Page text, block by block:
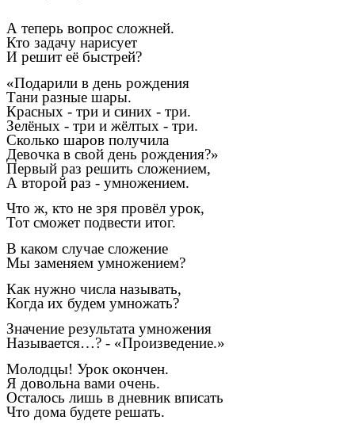
А теперь вопрос сложней.
Кто задачу нарисует
И решит её быстрей?
«Подарили в день рождения
Тани разные шары.
Красных - три и синих - три.
Зелёных - три и жёлтых - три.
Сколько шаров получила
Девочка в свой день рождения?»
Первый раз решить сложением,
А второй раз - умножением.
Что ж, кто не зря провёл урок,
Тот сможет подвести итог.
В каком случае сложение
Мы заменяем умножением?
Как нужно числа называть,
Когда их будем умножать?
Значение результата умножения
Называется…? - «Произведение.»
Молодцы! Урок окончен.
Я довольна вами очень.
Осталось лишь в дневник вписать
Что дома будете решать.